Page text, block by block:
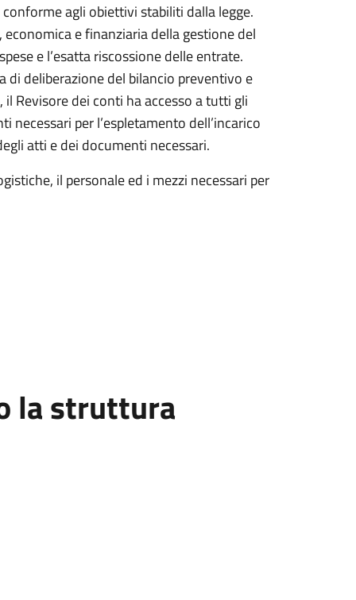
agli obiettivi stabiliti dalla legge.
e finanziaria della gestione del
e l’esatta riscossione delle entrate.
di deliberazione del bilancio preventivo e
Revisore dei conti ha accesso a tutti gli
per l’espletamento dell’incarico
atti e dei documenti necessari.
il personale ed i mezzi necessari per
la struttura